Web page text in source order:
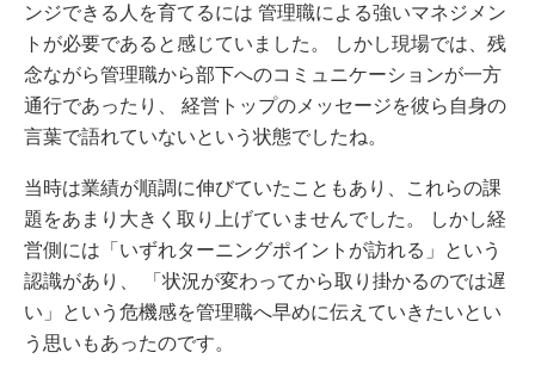
ンジできる人を育てるには 管理職による強いマネジメン
トが必要であると感じていました。 しかし現場では、残
念ながら管理職から部下へのコミュニケーションが一方
通行であったり、 経営トップのメッセージを彼ら自身の
言葉で語れていないという状態でしたね。
当時は業績が順調に伸びていたこともあり、これらの課
題をあまり大きく取り上げていませんでした。 しかし経
営側には「いずれターニングポイントが訪れる」という
認識があり、 「状況が変わってから取り掛かるのでは遅
い」という危機感を管理職へ早めに伝えていきたいとい
う思いもあったのです。